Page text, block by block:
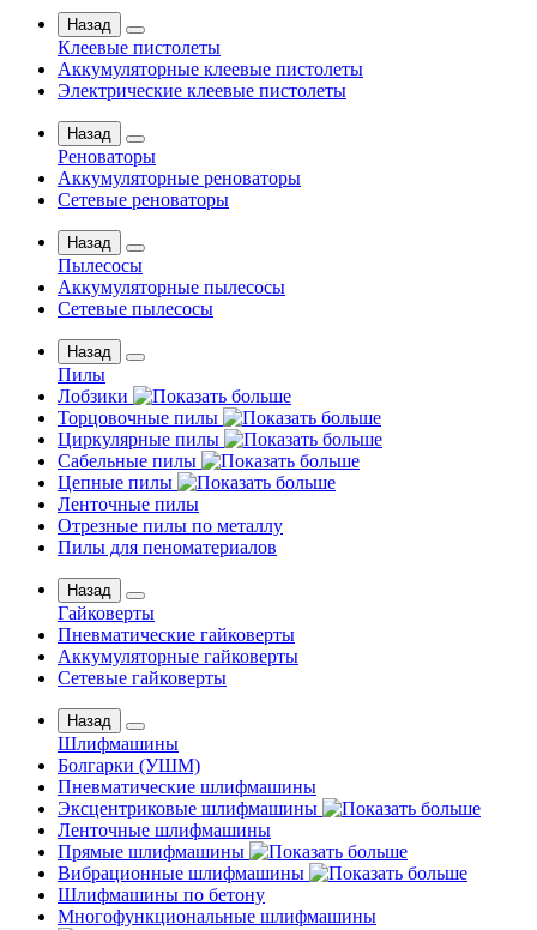
Назад
Клеевые пистолеты
Аккумуляторные клеевые пистолеты
Электрические клеевые пистолеты
Назад
Реноваторы
Аккумуляторные реноваторы
Сетевые реноваторы
Назад
Пылесосы
Аккумуляторные пылесосы
Сетевые пылесосы
Назад
Пилы
Лобзики
Торцовочные пилы
Циркулярные пилы
Сабельные пилы
Цепные пилы
Ленточные пилы
Отрезные пилы по металлу
Пилы для пеноматериалов
Назад
Гайковерты
Пневматические гайковерты
Аккумуляторные гайковерты
Сетевые гайковерты
Назад
Шлифмашины
Бoлгаpки (УШM)
Пневматические шлифмашины
Эксцентриковые шлифмашины
Ленточные шлифмашины
Прямые шлифмашины
Вибрационные шлифмашины
Шлифмашины по бетону
Многофункциональные шлифмашины